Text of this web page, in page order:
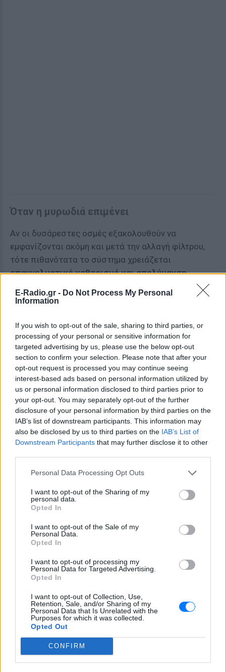
E-Radio.gr - Do Not Process My Personal
Information
If you wish to opt-out of the sale, sharing to third parties, or
processing of your personal or sensitive information for
targeted advertising by us, please use the below opt-out
section to confirm your selection. Please note that after your
opt-out request is processed you may continue seeing
interest-based ads based on personal information utilized by
us or personal information disclosed to third parties prior to
your opt-out. You may separately opt-out of the further
disclosure of your personal information by third parties on the
IAB’s list of downstream participants. This information may
also be disclosed by us to third parties on the IAB’s List of
Downstream Participants that may further disclose it to other
Personal Data Processing Opt Outs
I want to opt-out of the Sharing of my
personal data.
Opted In
I want to opt-out of the Sale of my
Personal Data.
Opted In
I want to opt-out of processing my
Personal Data for Targeted Advertising.
Opted In
I want to opt-out of Collection, Use,
Retention, Sale, and/or Sharing of my
Personal Data that Is Unrelated with the
Purposes for which it was collected.
Opted Out
CONFIRM
Όταν η μυρωδιά επιμένει
Αν οι δυσάρεστες οσμές εξακολουθούν να
εμφανίζονται ακόμη και μετά την αλλαγή φίλτρου,
τότε πιθανότατα το σύστημα χρειάζεται
επαγγελματικό καθαρισμό και απολύμανση.
Πρόκειται για μια σχετικά οικονομική διαδικασία
που απομακρύνει μικρόβια, βακτήρια και μούχλα
αισθητά την ποιότητα του αέρα που αναπνέουν οι
επιβάτες.
Τέσσερις μικρές κινήσεις που κάνουν τη
διαφορά
Τελικά, η σωστή λειτουργία του κλιματισμού
βασίζεται σε μερικές πολύ απλές συνήθειες που οι
περισσότεροι οδηγοί παραβλέπουν:
Να απενεργοποιείται το air condition
πριν από το τέλος της διαδρομής.
Ναλειτουργεί ο ανεμιστήρας
ώστε να στεγνώνει το κύκλωμα.
αντικαθίσταται τακτικά το φίλτρο
καμπίνας.